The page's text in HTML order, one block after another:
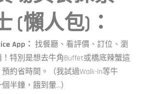
(懶人包)：
App： 找餐廳、看評價、訂位、瀏
特別是想去牛角Buffet或橋底辣蟹這
約省時間。（我試過Walk-in等牛
半鐘，餓到暈…）